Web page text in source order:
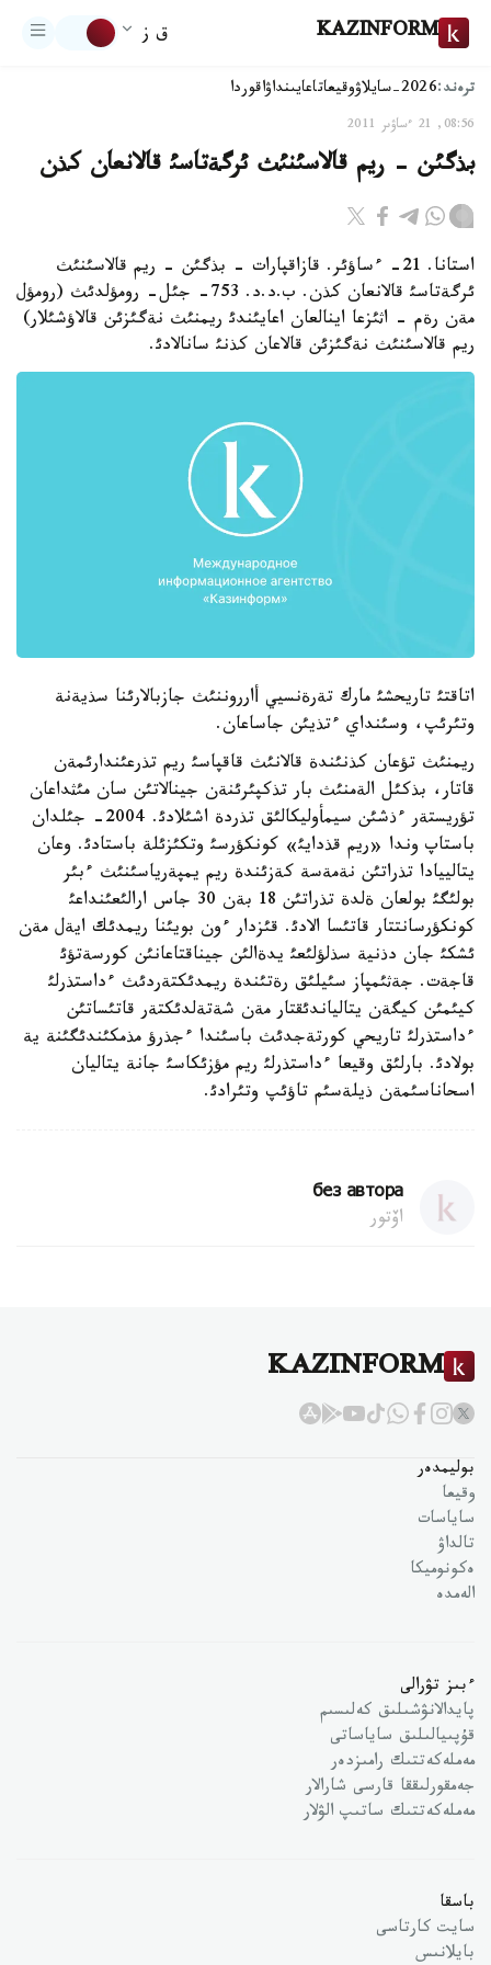
KAZINFORM ق ز
ترەند:2026-سايلاۋ وقيعاتاعايىنداۋاقوردا
08:56, 21 ءساۋىر 2011
بذگئن - ريم قالاسئنئث ئرگةتاسئ قالانعان كذن
استانا. 21- ءساؤئر. قازاقپارات - بذگئن - ريم قالاسئنئث
ئرگةتاسئ قالانعان كذن. ب.د.د. 753- جئل- رومؤلدئث (رومؤل
مةن رةم - اثئزعا اينالعان اعايئندئ ريمنئث نةگئزئن قالاؤشئلار)
ريم قالاسئنئث نةگئزئن قالاعان كذنئ سانالادئ.
اتاقتئ تاريحشئ مارك تةرةنسيي أارروننئث جازبالارئنا سذيةنة
وتئرئپ، وسئنداي ءتذيئن جاساعان.
ريمنئث تؤعان كذنئندة قالانئث قاقپاسئ ريم تذرعئندارئمةن
قاتار، بذكئل الةمنئث بار تذكپئرئنةن جينالاتئن سان مئثداعان
تؤريستةر ءذشئن سيمأوليكالئق تذردة اشئلادئ. 2004- جئلدان
باستاپ وندا «ريم قذدايئ» كونكؤرسئ وتكئزئلة باستادئ. وعان
يتالييادا تذراتئن نةمةسة كةزئندة ريم يمپةرياسئنئث ءبئر
بولئگئ بولعان ةلدة تذراتئن 18 بةن 30 جاس ارالئعئنداعئ
كونكؤرسانتتار قاتئسا الادئ. قئزدار ءون بويئنا ريمدئك ايةل مةن
ئشكئ جان دذنية سذلؤلئعئ يدةالئن جيناقتاعانئن كورسةتؤئ
قاجةت. جةثئمپاز سئيلئق رةتئندة ريمدئكتةردئث ءداستذرلئ
كيئمئن كيگةن يتالياندئقتار مةن شةتةلدئكتةر قاتئساتئن
ءداستذرلئ تاريحي كورتةجدئث باسئندا ءجذرؤ مذمكئندئگئنة ية
بولادئ. بارلئق وقيعا ءداستذرلئ ريم مؤزئكاسئ جانة يتاليان
اسحاناسئمةن ذيلةسئم تاؤئپ وتئرادئ.
без автора
اۆتور
KAZINFORM
بوليمدەر
وقيعا
ساياسات
تالداۋ
ەكونوميكا
الەمدە
ءبىز تۋرالى
پايدالانۋشىلىق كەلىسىم
قۇپىيالىلىق ساياساتى
مەملەكەتتىك رامىزدەر
جەمقورلىققا قارسى شارالار
مەملەكەتتىك ساتىپ الۋلار
باسقا
سايت كارتاسى
بايلانىس